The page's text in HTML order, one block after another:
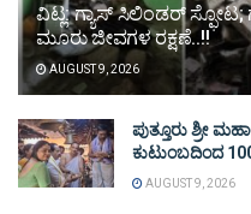
ವಿಟ್ಲ: ಗ್ಯಾಸ್ ಸಿಲಿಂಡರ್
ಮೂರು ಜೀವಗಳ ರಕ್ಷಣೆ..!!
AUGUST 9, 2026
ಪುತ್ತೂರು ಶ್ರೀ
ಕುಟುಂಬದಿಂದ
AUGUST 9, 2026